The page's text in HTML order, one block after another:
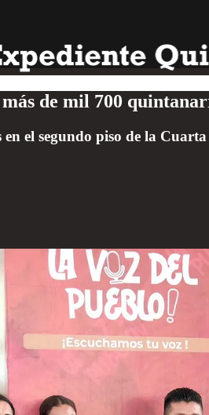
de mil 700
el segundo piso de la